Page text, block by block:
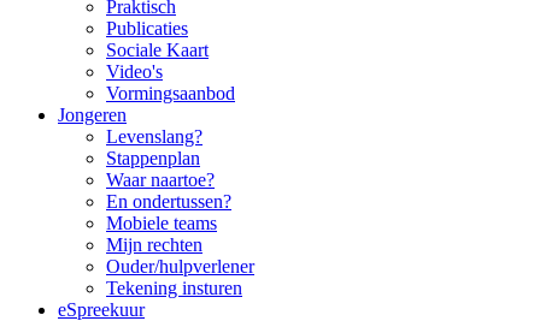
Praktisch
Publicaties
Sociale Kaart
Video's
Vormingsaanbod
Jongeren
Levenslang?
Stappenplan
Waar naartoe?
En ondertussen?
Mobiele teams
Mijn rechten
Ouder/hulpverlener
Tekening insturen
eSpreekuur